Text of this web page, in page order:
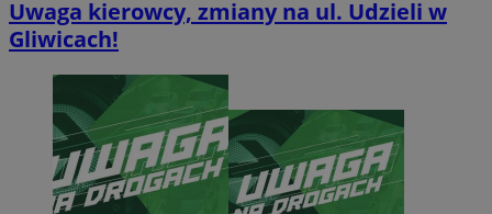
Uwaga kierowcy, zmiany na ul. Udzieli w
Gliwicach!